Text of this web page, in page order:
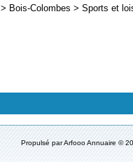
> Bois-Colombes > Sports et
Propulsé parArfooo Annuaire ©